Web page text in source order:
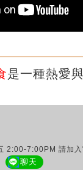
是一種熱愛
2:00-7:00PM 請加
聊天